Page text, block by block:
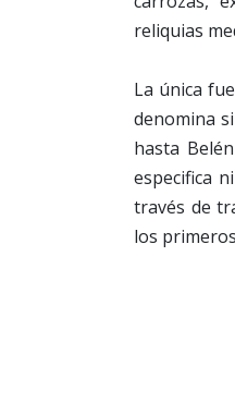
reliquias
La única
denomina
hasta
especifica
través de
los